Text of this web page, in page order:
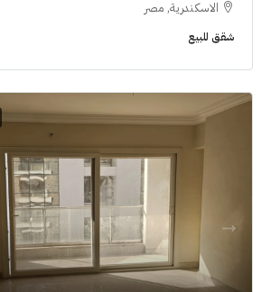
الاسكندرية, مصر
شقق للبيع